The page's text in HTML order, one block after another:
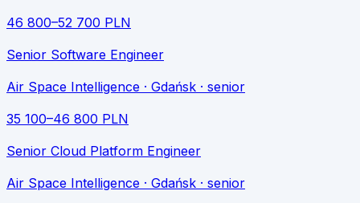
46 800–52 700 PLN
Senior Software Engineer
Air Space Intelligence · Gdańsk · senior
35 100–46 800 PLN
Senior Cloud Platform Engineer
Air Space Intelligence · Gdańsk · senior